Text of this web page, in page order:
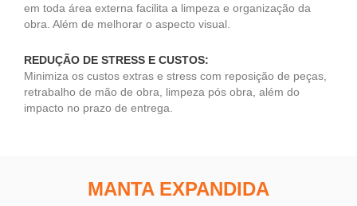
em toda área externa facilita a limpeza e organização da
obra. Além de melhorar o aspecto visual.
REDUÇÃO DE STRESS E CUSTOS:
Minimiza os custos extras e stress com reposição de peças,
retrabalho de mão de obra, limpeza pós obra, além do
impacto no prazo de entrega.
MANTA EXPANDIDA